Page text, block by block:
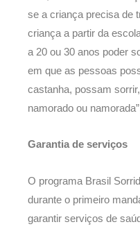
se a criança precisa de
criança a partir da
a 20 ou 30 anos poder
em que as pessoas
castanha, possam
namorado ou
Garantia de serviços
O programa Brasil
durante o primeiro
garantir serviços de